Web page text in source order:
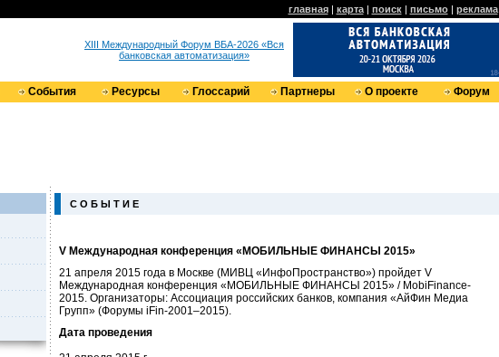
главная| карта| поиск| письмо| реклама
XIII Международный Форум ВБА-2026 «Вся
банковская автоматизация»
События Ресурсы Глоссарий Партнеры О проекте Форум
С О Б Ы Т И Е
V Международная конференция «МОБИЛЬНЫЕ ФИНАНСЫ 2015»
21 апреля 2015 года в Москве (МИВЦ «ИнфоПространство») пройдет V
Международная конференция «МОБИЛЬНЫЕ ФИНАНСЫ 2015» / MobiFinance-
2015. Организаторы: Ассоциация российских банков, компания «АйФин Медиа
Групп» (Форумы iFin-2001–2015).
Дата проведения